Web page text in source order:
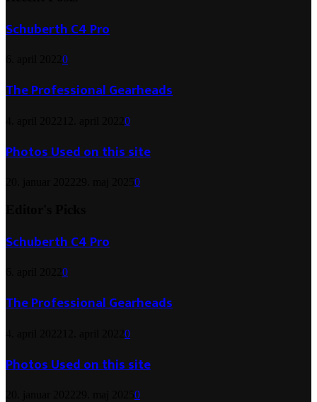
Schuberth C4 Pro
0
The Professional Gearheads
0
Photos Used on this site
0
Schuberth C4 Pro
0
The Professional Gearheads
0
Photos Used on this site
0